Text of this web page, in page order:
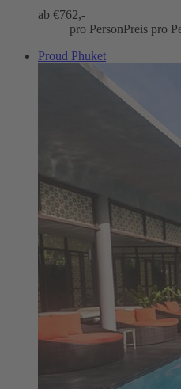
ab €762,-
pro PersonPreis pro
Proud Phuket